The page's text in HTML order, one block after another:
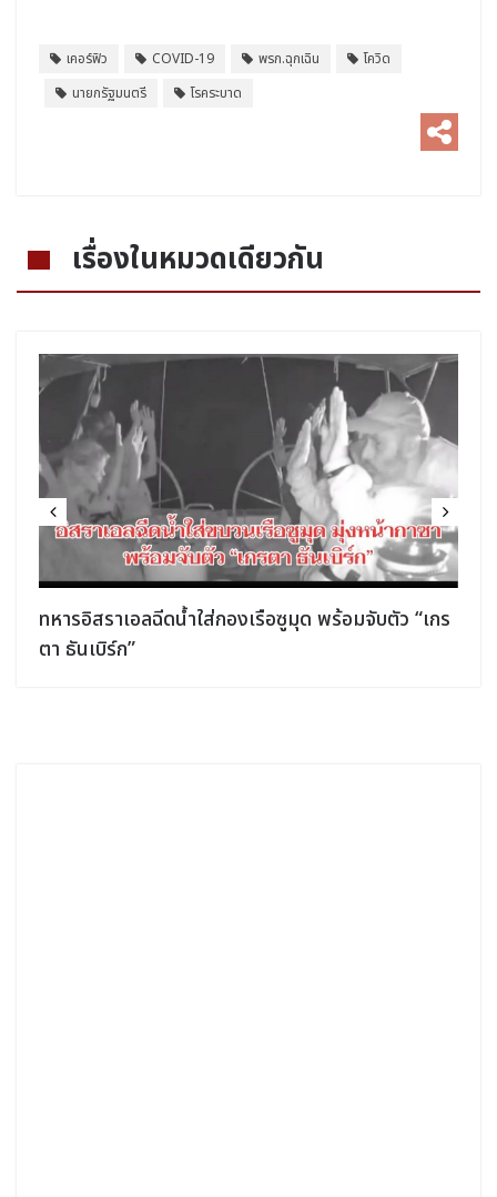
เคอร์ฟิว COVID-19 พรก.ฉุกเฉิน
โควิด
นายกรัฐมนตรี
โรคระบาด
เรื่องในหมวดเดียวกัน
ทหารอิสราเอลฉีดน้ำใส่กองเรือซูมุด พร้อมจับตัว “เกร
ตา ธันเบิร์ก”